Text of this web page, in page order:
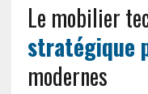
Le mobilier
stratégique
modernes